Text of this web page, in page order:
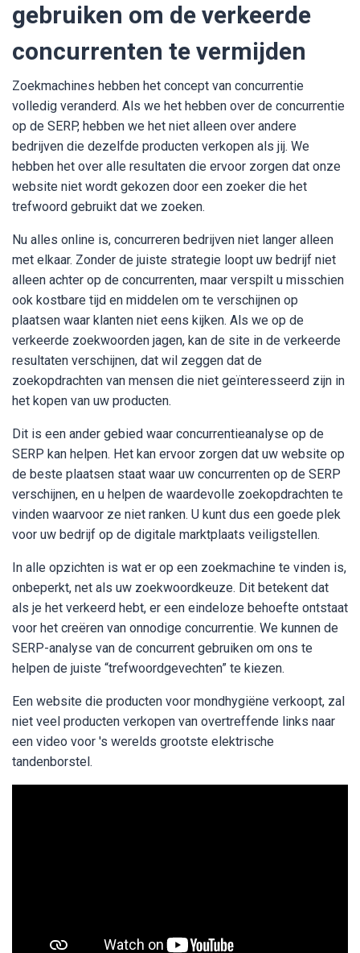
gebruiken om de verkeerde
concurrenten te vermijden
Zoekmachines hebben het concept van concurrentie
volledig veranderd. Als we het hebben over de concurrentie
op de SERP, hebben we het niet alleen over andere
bedrijven die dezelfde producten verkopen als jij. We
hebben het over alle resultaten die ervoor zorgen dat onze
website niet wordt gekozen door een zoeker die het
trefwoord gebruikt dat we zoeken.
Nu alles online is, concurreren bedrijven niet langer alleen
met elkaar. Zonder de juiste strategie loopt uw ​​bedrijf niet
alleen achter op de concurrenten, maar verspilt u misschien
ook kostbare tijd en middelen om te verschijnen op
plaatsen waar klanten niet eens kijken. Als we op de
verkeerde zoekwoorden jagen, kan de site in de verkeerde
resultaten verschijnen, dat wil zeggen dat de
zoekopdrachten van mensen die niet geïnteresseerd zijn in
het kopen van uw producten.
Dit is een ander gebied waar concurrentieanalyse op de
SERP kan helpen. Het kan ervoor zorgen dat uw website op
de beste plaatsen staat waar uw concurrenten op de SERP
verschijnen, en u helpen de waardevolle zoekopdrachten te
vinden waarvoor ze niet ranken. U kunt dus een goede plek
voor uw bedrijf op de digitale marktplaats veiligstellen.
In alle opzichten is wat er op een zoekmachine te vinden is,
onbeperkt, net als uw zoekwoordkeuze. Dit betekent dat
als je het verkeerd hebt, er een eindeloze behoefte ontstaat
voor het creëren van onnodige concurrentie. We kunnen de
SERP-analyse van de concurrent gebruiken om ons te
helpen de juiste “trefwoordgevechten” te kiezen.
Een website die producten voor mondhygiëne verkoopt, zal
niet veel producten verkopen van overtreffende links naar
een video voor 's werelds grootste elektrische
tandenborstel.